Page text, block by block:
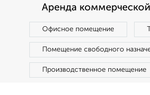
Аренда
Офисное помещение
Помещение свободного
Производственное помещение